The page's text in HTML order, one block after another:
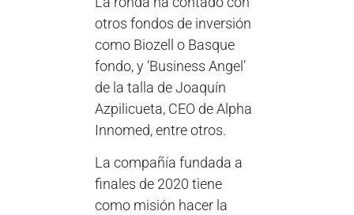
otros fondos de inversión
como Biozell o Basque
fondo, y ‘Business Angel’
de la talla de Joaquín
Azpilicueta, CEO de Alpha
Innomed, entre otros.
La compañía fundada a
finales de 2020 tiene
como misión hacer la